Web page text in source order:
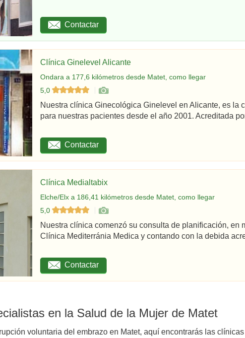
Contactar
Clínica Ginelevel Alicante
Ondara a 177,6 kilómetros desde Matet, como llegar
5,0
Nuestra clínica Ginecológica Ginelevel en Alicante, es la
para nuestras pacientes desde el año 2001. Acreditada
Contactar
Clínica Medialtabix
Elche/Elx a 186,41 kilómetros desde Matet, como llegar
5,0
Nuestra clínica comenzó su consulta de planificación, en
Clínica Mediterránia Medica y contando con la debida
Contactar
en la Salud de la Mujer de Matet
voluntaria del embrazo en Matet, aquí encontrarás las